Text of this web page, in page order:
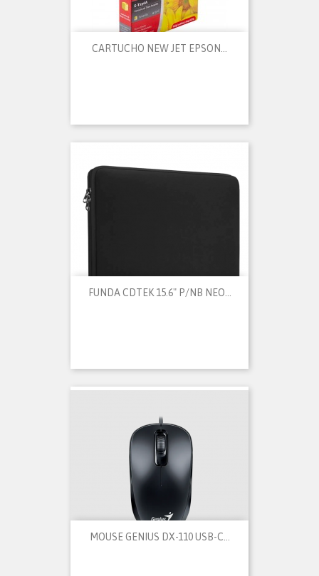
CARTUCHO NEW JET EPSON...
FUNDA CDTEK 15.6" P/NB NEO...
MOUSE GENIUS DX-110 USB-C...